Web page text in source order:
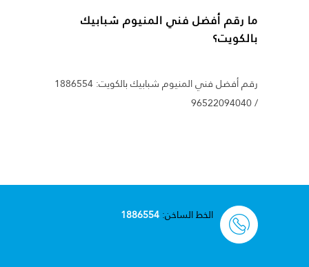
ما رقم أفضل فني المنيوم شبابيك
بالكويت؟
رقم أفضل فني المنيوم شبابيك بالكويت: 1886554
/ 96522094040
الخط الساخن:1886554